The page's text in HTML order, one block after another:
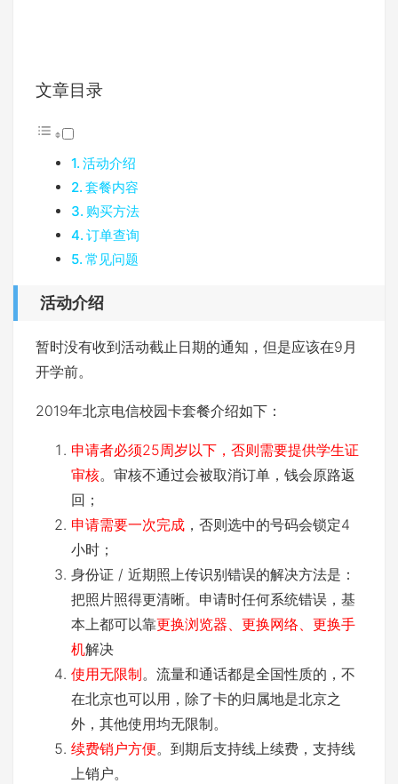
文章目录
活动介绍
套餐内容
购买方法
订单查询
常见问题
活动介绍
暂时没有收到活动截止日期的通知，但是应该在9月
开学前。
2019年北京电信校园卡套餐介绍如下：
申请者必须25周岁以下，否则需要提供学生证
审核。审核不通过会被取消订单，钱会原路返
回；
申请需要一次完成 ，否则选中的号码会锁定4
小时；
身份证 / 近期照上传识别错误的解决方法是：
把照片照得更清晰。申请时任何系统错误，基
本上都可以靠更换浏览器、更换网络、更换手
机解决
使用无限制。流量和通话都是全国性质的，不
在北京也可以用，除了卡的归属地是北京之
外，其他使用均无限制。
续费销户方便。到期后支持线上续费，支持线
上销户。